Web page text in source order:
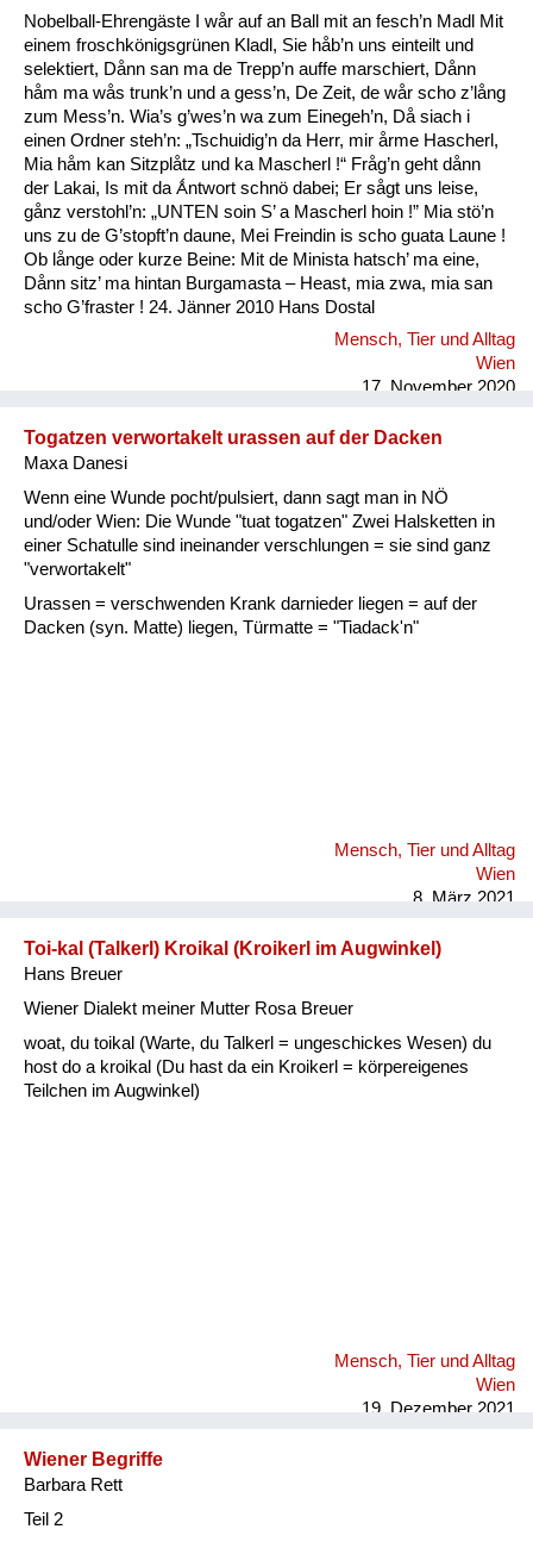
Nobelball-Ehrengäste I wår auf an Ball mit an fesch’n Madl Mit
einem froschkönigsgrünen Kladl, Sie håb’n uns einteilt und
selektiert, Dånn san ma de Trepp’n auffe marschiert, Dånn
håm ma wås trunk’n und a gess’n, De Zeit, de wår scho z’lång
zum Mess’n. Wia’s g’wes’n wa zum Einegeh’n, Då siach i
einen Ordner steh’n: „Tschuidig’n da Herr, mir årme Hascherl,
Mia håm kan Sitzplåtz und ka Mascherl !“ Fråg’n geht dånn
der Lakai, Is mit da Ǻntwort schnö dabei; Er sågt uns leise,
gånz verstohl’n: „UNTEN soin S’ a Mascherl hoin !” Mia stö’n
uns zu de G’stopft’n daune, Mei Freindin is scho guata Laune !
Ob långe oder kurze Beine: Mit de Minista hatsch’ ma eine,
Dånn sitz’ ma hintan Burgamasta – Heast, mia zwa, mia san
scho G’fraster ! 24. Jänner 2010 Hans Dostal
Mensch, Tier und Alltag
Wien
17. November 2020
Togatzen verwortakelt urassen auf der Dacken
Maxa Danesi
Wenn eine Wunde pocht/pulsiert, dann sagt man in NÖ
und/oder Wien: Die Wunde "tuat togatzen" Zwei Halsketten in
einer Schatulle sind ineinander verschlungen = sie sind ganz
"verwortakelt"
Urassen = verschwenden Krank darnieder liegen = auf der
Dacken (syn. Matte) liegen, Türmatte = "Tiadack'n"
Mensch, Tier und Alltag
Wien
8. März 2021
Toi-kal (Talkerl) Kroikal (Kroikerl im Augwinkel)
Hans Breuer
Wiener Dialekt meiner Mutter Rosa Breuer
woat, du toikal (Warte, du Talkerl = ungeschickes Wesen) du
host do a kroikal (Du hast da ein Kroikerl = körpereigenes
Teilchen im Augwinkel)
Mensch, Tier und Alltag
Wien
19. Dezember 2021
Wiener Begriffe
Barbara Rett
Teil 2